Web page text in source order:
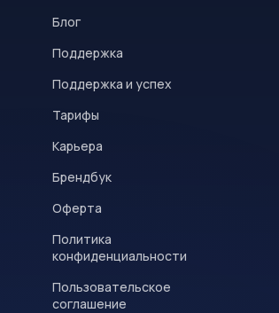
Блог
Поддержка
Поддержка и успех
Тарифы
Карьера
Брендбук
Оферта
Политика
конфиденциальности
Пользовательское
соглашение